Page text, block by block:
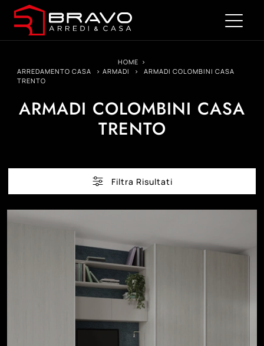
HOME >
ARREDAMENTO CASA
> ARMADI >
ARMADI COLOMBINI CASA
TRENTO
ARMADI COLOMBINI CASA
TRENTO
Filtra Risultati